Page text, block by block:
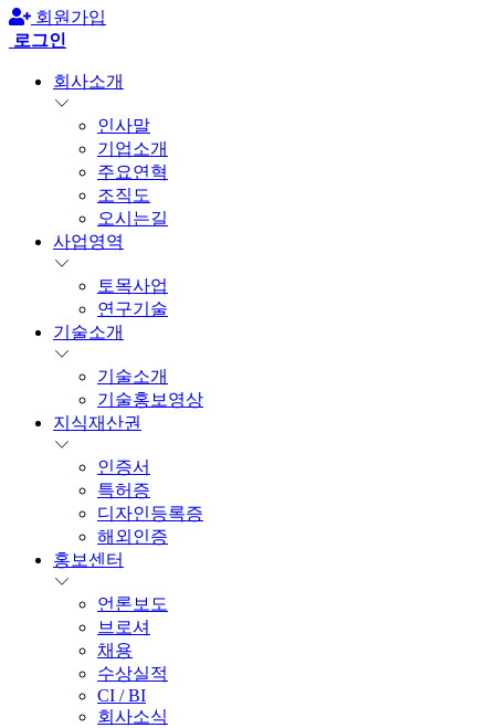
회원가입
로그인
회사소개
인사말
기업소개
주요연혁
조직도
오시는길
사업영역
토목사업
연구기술
기술소개
기술소개
기술홍보영상
지식재산권
인증서
특허증
디자인등록증
해외인증
홍보센터
언론보도
브로셔
채용
수상실적
CI / BI
회사소식